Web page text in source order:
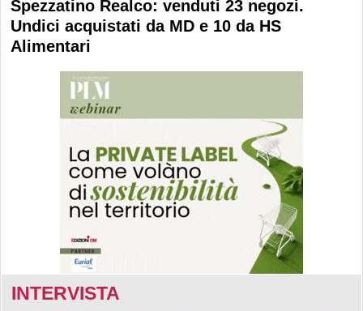
Spezzatino Realco: venduti 23 negozi.
Undici acquistati da MD e 10 da HS
Alimentari
INTERVISTA